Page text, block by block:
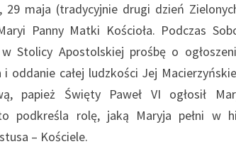
29 maja (tradycyjnie drugi dzień
Panny Matki Kościoła. Podczas
Stolicy Apostolskiej prośbę o
i oddanie całej ludzkości Jej
papież Święty Paweł VI ogłosił
podkreśla rolę, jaką Maryja pełni w
– Kościele.